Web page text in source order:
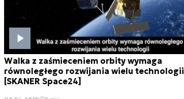
Walka z zaśmieceniem orbity wymaga
równoległego rozwijania wielu technologii
[SKANER Space24]